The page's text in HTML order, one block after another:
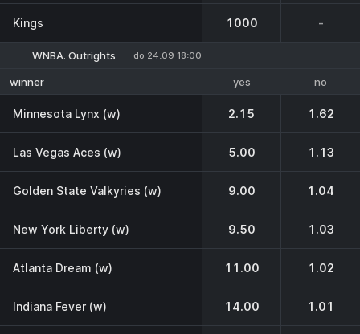
Kings 1000 -
WNBA. Outrights do 24.09 18:00
winner yes no
Minnesota Lynx (w) 2.15 1.62
Las Vegas Aces (w) 5.00 1.13
Golden State Valkyries (w) 9.00 1.04
New York Liberty (w) 9.50 1.03
Atlanta Dream (w) 11.00 1.02
Indiana Fever (w) 14.00 1.01